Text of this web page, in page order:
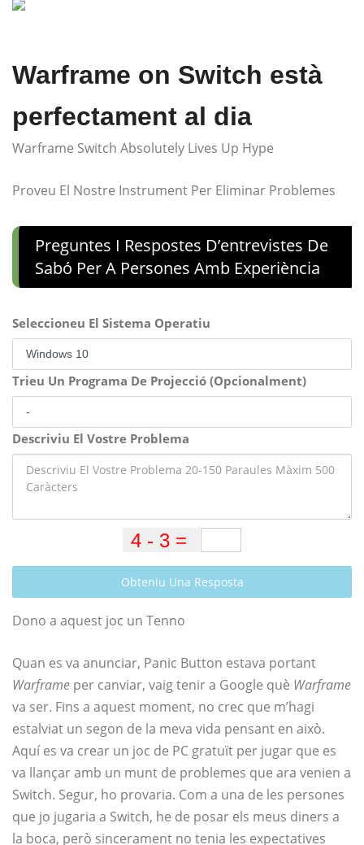
Warframe on Switch està
perfectament al dia
Warframe Switch Absolutely Lives Up Hype
Proveu El Nostre Instrument Per Eliminar Problemes
Preguntes I Respostes D’entrevistes De
Sabó Per A Persones Amb Experiència
Seleccioneu El Sistema Operatiu
Trieu Un Programa De Projecció (Opcionalment)
Descriviu El Vostre Problema
Obteniu Una Resposta
Dono a aquest joc un Tenno
Quan es va anunciar, Panic Button estava portant
Warframe per canviar, vaig tenir a Google què Warframe
va ser. Fins a aquest moment, no crec que m’hagi
estalviat un segon de la meva vida pensant en això.
Aquí es va crear un joc de PC gratuït per jugar que es
va llançar amb un munt de problemes que ara venien a
Switch. Segur, ho provaria. Com a una de les persones
que jo jugaria a Switch, he de posar els meus diners a
la boca, però sincerament no tenia les expectatives